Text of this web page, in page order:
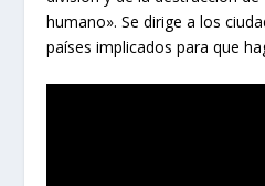
humano». Se dirige a los
países implicados para que